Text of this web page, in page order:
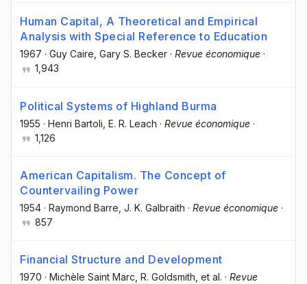
Human Capital, A Theoretical and Empirical
Analysis with Special Reference to Education
1967 · Guy Caire , Gary S. Becker · Revue économique ·
1,943
Political Systems of Highland Burma
1955 · Henri Bartoli , E. R. Leach · Revue économique ·
1,126
American Capitalism. The Concept of
Countervailing Power
1954 · Raymond Barre , J. K. Galbraith · Revue économique ·
857
Financial Structure and Development
1970 · Michèle Saint Marc , R. Goldsmith , et al. · Revue